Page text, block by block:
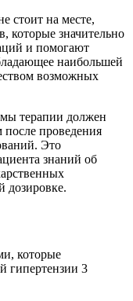
стоит на месте,
которые значительно
и помогают
наибольшей
возможных
терапии должен
после проведения
Это
знаний об
дозировке.
которые
гипертензии 3